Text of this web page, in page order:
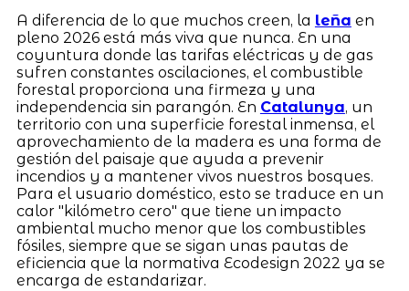
A diferencia de lo que muchos creen, la leña en
pleno 2026 está más viva que nunca. En una
coyuntura donde las tarifas eléctricas y de gas
sufren constantes oscilaciones, el combustible
forestal proporciona una firmeza y una
independencia sin parangón. En Catalunya, un
territorio con una superficie forestal inmensa, el
aprovechamiento de la madera es una forma de
gestión del paisaje que ayuda a prevenir
incendios y a mantener vivos nuestros bosques.
Para el usuario doméstico, esto se traduce en un
calor "kilómetro cero" que tiene un impacto
ambiental mucho menor que los combustibles
fósiles, siempre que se sigan unas pautas de
eficiencia que la normativa Ecodesign 2022 ya se
encarga de estandarizar.